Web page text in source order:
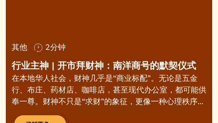
其他 2分钟
行业主神 | 开市拜财神：南洋商号的默契仪式
在本地华人社会，财神几乎是“商业标配”。无论是五金
行、布庄、药材店、咖啡店，甚至现代办公室，都可能供
奉一尊。财神不只是“求财”的象征，更像一种心理秩序
——在不可预测的市场里，给人一份安稳的依靠。